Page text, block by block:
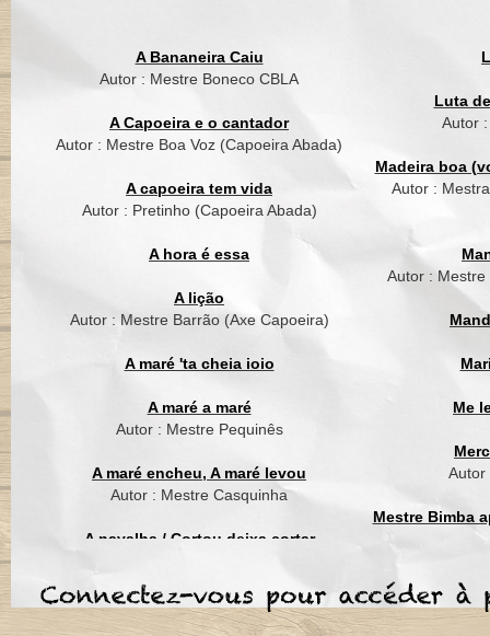
A Bananeira Caiu
Autor : Mestre Boneco CBLA
A Capoeira e o cantador
Autor : Mestre Boa Voz (Capoeira Abada)
A capoeira tem vida
Autor : Pretinho (Capoeira Abada)
A hora é essa
A lição
Autor : Mestre Barrão (Axe Capoeira)
A maré 'ta cheia ioio
A maré a maré
Autor : Mestre Pequinês
A maré encheu, A maré levou
Autor : Mestre Casquinha
A navalha / Cortou deixa cortar
A roda jà começou
Luta
Autor
Madeira boa
Autor :
Autor :
Me
Autor
Mestre Bimba
Meu
Mestre Waldemar,
Waldemar da
Do pero vaz
Saudade de bater
Dentro do barracão
Coro
Cantador com
Waldemar da paixão